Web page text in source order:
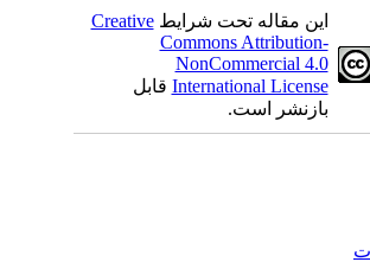
این مقاله تحت شرایطCreative
Commons Attribution-
NonCommercial 4.0
International Licenseقابل
بازنشر است.